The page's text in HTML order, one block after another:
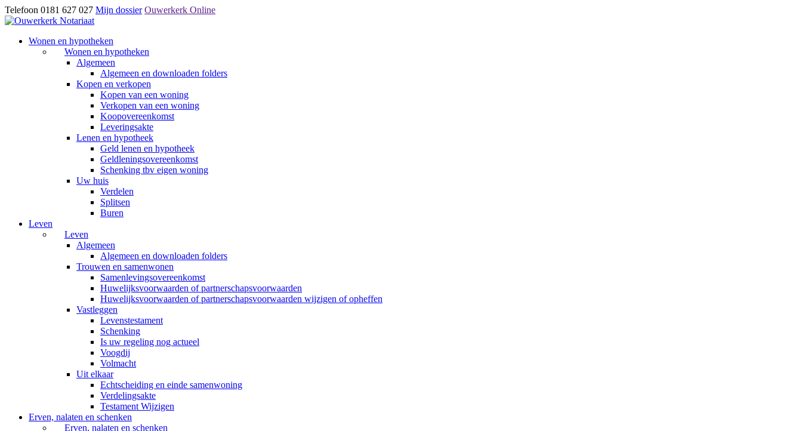
Telefoon 0181 627 027 Mijn dossier Ouwerkerk Online
Wonen en hypotheken
Wonen en hypotheken
Algemeen
Algemeen en downloaden folders
Kopen en verkopen
Kopen van een woning
Verkopen van een woning
Koopovereenkomst
Leveringsakte
Lenen en hypotheek
Geld lenen en hypotheek
Geldleningsovereenkomst
Schenking tbv eigen woning
Uw huis
Verdelen
Splitsen
Buren
Leven
Leven
Algemeen
Algemeen en downloaden folders
Trouwen en samenwonen
Samenlevingsovereenkomst
Huwelijksvoorwaarden of partnerschapsvoorwaarden
Huwelijksvoorwaarden of partnerschapsvoorwaarden wijzigen of opheffen
Vastleggen
Levenstestament
Schenking
Is uw regeling nog actueel
Voogdij
Volmacht
Uit elkaar
Echtscheiding en einde samenwoning
Verdelingsakte
Testament Wijzigen
Erven, nalaten en schenken
Erven, nalaten en schenken